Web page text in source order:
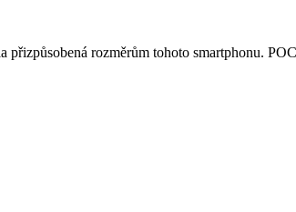
přizpůsobená rozměrům tohoto smartphonu.